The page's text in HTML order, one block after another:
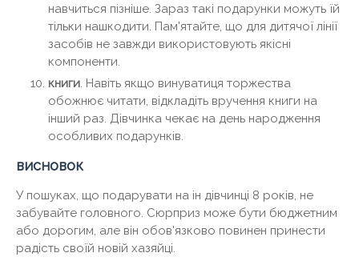
навчиться пізніше. Зараз такі подарунки можуть їй
тільки нашкодити. Пам'ятайте, що для дитячої лінії
засобів не завжди використовують якісні
компоненти.
книги. Навіть якщо винуватиця торжества
обожнює читати, відкладіть вручення книги на
інший раз. Дівчинка чекає на день народження
особливих подарунків.
висновок
У пошуках, що подарувати на ін дівчинці 8 років, не
забувайте головного. Сюрприз може бути бюджетним
або дорогим, але він обов'язково повинен принести
радість своїй новій хазяйці.